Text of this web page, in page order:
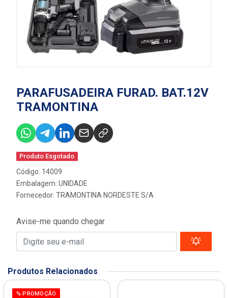
PARAFUSADEIRA FURAD. BAT.12V
TRAMONTINA
Produto Esgotado
Código: 14009
Embalagem: UNIDADE
Fornecedor: TRAMONTINA NORDESTE S/A
Avise-me quando chegar
Produtos Relacionados
% PROMOÇÃO